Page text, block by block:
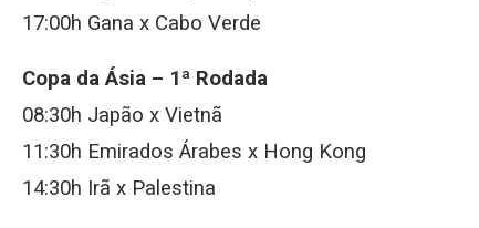
17:00h Gana x Cabo Verde
Copa da Ásia – 1ª Rodada
08:30h Japão x Vietnã
11:30h Emirados Árabes x Hong Kong
14:30h Irã x Palestina